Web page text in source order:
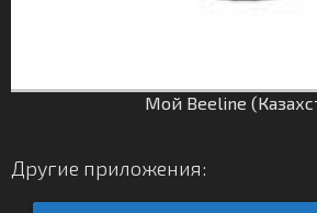
Мой Beeline
Другие приложения: